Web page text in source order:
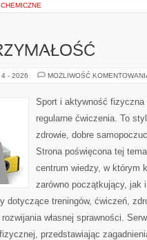
4 - 2026 MOŻLIWOŚĆ
Sport i aktywność
regularne ćwiczenia. To
zdrowie, dobre
Strona poświęcona tej
centrum wiedzy, w którym
zarówno początkujący, jak
dotyczące treningów, ćwiczeń,
własnej sprawności.
przedstawiając